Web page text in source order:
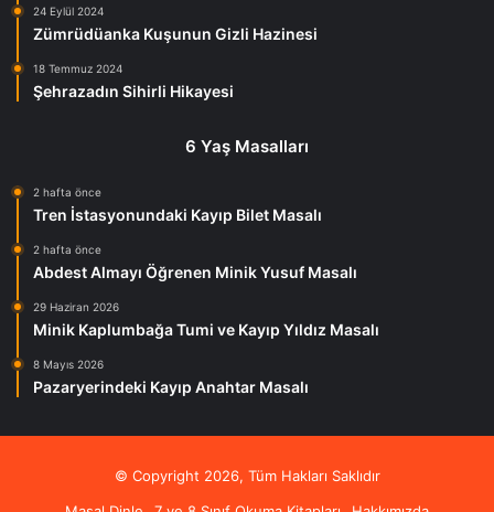
24 Eylül 2024
Zümrüdüanka Kuşunun Gizli Hazinesi
18 Temmuz 2024
Şehrazadın Sihirli Hikayesi
6 Yaş Masalları
2 hafta önce
Tren İstasyonundaki Kayıp Bilet Masalı
2 hafta önce
Abdest Almayı Öğrenen Minik Yusuf Masalı
29 Haziran 2026
Minik Kaplumbağa Tumi ve Kayıp Yıldız Masalı
8 Mayıs 2026
Pazaryerindeki Kayıp Anahtar Masalı
© Copyright 2026, Tüm Hakları Saklıdır